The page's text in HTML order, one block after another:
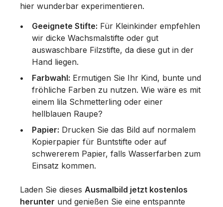
hier wunderbar experimentieren.
Geeignete Stifte: Für Kleinkinder empfehlen
wir dicke Wachsmalstifte oder gut
auswaschbare Filzstifte, da diese gut in der
Hand liegen.
Farbwahl: Ermutigen Sie Ihr Kind, bunte und
fröhliche Farben zu nutzen. Wie wäre es mit
einem lila Schmetterling oder einer
hellblauen Raupe?
Papier: Drucken Sie das Bild auf normalem
Kopierpapier für Buntstifte oder auf
schwererem Papier, falls Wasserfarben zum
Einsatz kommen.
Laden Sie dieses Ausmalbild jetzt kostenlos
herunter und genießen Sie eine entspannte